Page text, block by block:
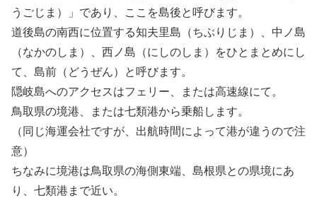
うごじま）」であり、ここを島後と呼びます。
道後島の南西に位置する知夫里島（ちぶりじま）、中ノ島
（なかのしま）、西ノ島（にしのしま）をひとまとめにし
て、島前（どうぜん）と呼びます。
隠岐島へのアクセスはフェリー、または高速線にて。
鳥取県の境港、または七類港から乗船します。
（同じ海運会社ですが、出航時間によって港が違うので注
意）
ちなみに境港は鳥取県の海側東端、島根県との県境にあ
り、七類港まで近い。